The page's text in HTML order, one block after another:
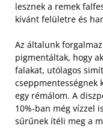
lesznek a remek
kívánt felületre és
Az általunk
pigmentáltak, hogy
falakat, utólagos
cseppmentességnek
egy rémálom. A
10%-ban még vízzel
sűrűnek ítéli meg a